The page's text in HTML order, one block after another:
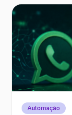
Automação